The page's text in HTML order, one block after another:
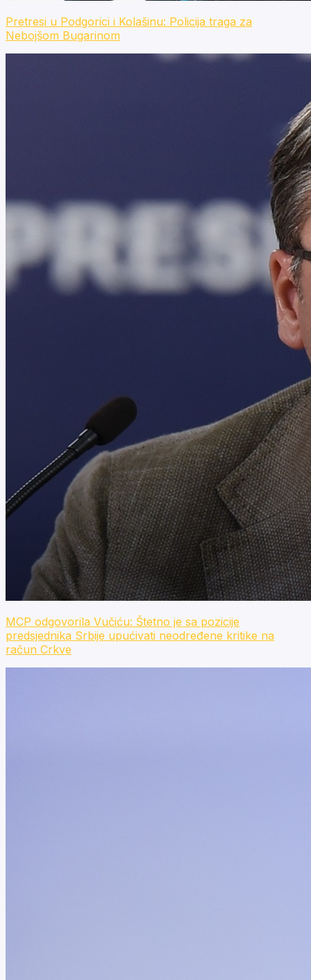
Pretresi u Podgorici i Kolašinu: Policija traga za
Nebojšom Bugarinom
MCP odgovorila Vučiću: Štetno je sa pozicije
predsjednika Srbije upućivati neodređene kritike na
račun Crkve